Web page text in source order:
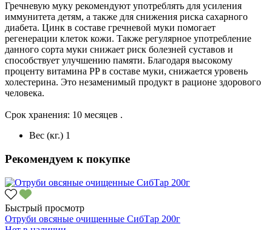
Гречневую муку рекомендуют употреблять для усиления
иммунитета детям, а также для снижения риска сахарного
диабета. Цинк в составе гречневой муки помогает
регенерации клеток кожи. Также регулярное употребление
данного сорта муки снижает риск болезней суставов и
способствует улучшению памяти. Благодаря высокому
проценту витамина PP в составе муки, снижается уровень
холестерина. Это незаменимый продукт в рационе здорового
человека.
Срок хранения: 10 месяцев .
Вес (кг.) 1
Рекомендуем к покупке
Быстрый просмотр
Отруби овсяные очищенные СибТар 200г